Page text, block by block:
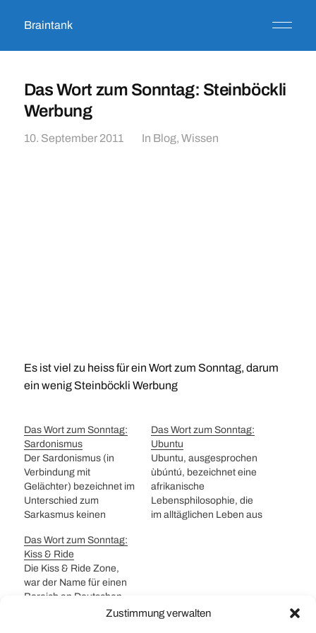
Zustimmung verwalten
Braintank
Das Wort zum Sonntag: Steinböckli
Werbung
10. September 2011 In Blog, Wissen
Es ist viel zu heiss für ein Wort zum Sonntag, darum
ein wenig Steinböckli Werbung
Das Wort zum Sonntag:
Sardonismus
Der Sardonismus (in
Verbindung mit
Gelächter) bezeichnet im
Unterschied zum
Sarkasmus keinen
hämischen, sondern
einen grimmigen,
schmerzvollen Spott.
Jetzt haben wir die
zusammen: Zynismus,
Das Wort zum Sonntag:
Ubuntu
Ubuntu, ausgesprochen
ùbúntú, bezeichnet eine
afrikanische
Lebensphilosophie, die
im alltäglichen Leben aus
in etwa „Menschlichkeit“,
Das Wort zum Sonntag:
Kiss & Ride
Die Kiss & Ride Zone,
war der Name für einen
Bereich an Deutschen
Bahnhöfen, wo man